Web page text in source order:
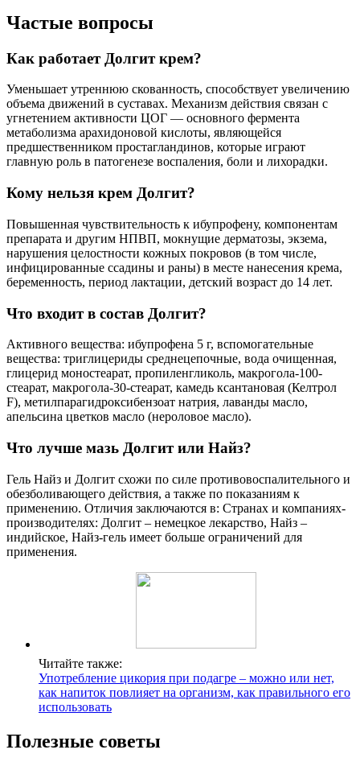
Частые вопросы
Как работает Долгит крем?
Уменьшает утреннюю скованность, способствует увеличению
объема движений в суставах. Механизм действия связан с
угнетением активности ЦОГ — основного фермента
метаболизма арахидоновой кислоты, являющейся
предшественником простагландинов, которые играют
главную роль в патогенезе воспаления, боли и лихорадки.
Кому нельзя крем Долгит?
Повышенная чувствительность к ибупрофену, компонентам
препарата и другим НПВП, мокнущие дерматозы, экзема,
нарушения целостности кожных покровов (в том числе,
инфицированные ссадины и раны) в месте нанесения крема,
беременность, период лактации, детский возраст до 14 лет.
Что входит в состав Долгит?
Активного вещества: ибупрофена 5 г, вспомогательные
вещества: триглицериды среднецепочные, вода очищенная,
глицерид моностеарат, пропиленгликоль, макрогола-100-
стеарат, макрогола-30-стеарат, камедь ксантановая (Келтрол
F), метилпарагидроксибензоат натрия, лаванды масло,
апельсина цветков масло (нероловое масло).
Что лучше мазь Долгит или Найз?
Гель Найз и Долгит схожи по силе противовоспалительного и
обезболивающего действия, а также по показаниям к
применению. Отличия заключаются в: Странах и компаниях-
производителях: Долгит – немецкое лекарство, Найз –
индийское, Найз-гель имеет больше ограничений для
применения.
Читайте также:
Употребление цикория при подагре – можно или нет,
как напиток повлияет на организм, как правильного его
использовать
Полезные советы